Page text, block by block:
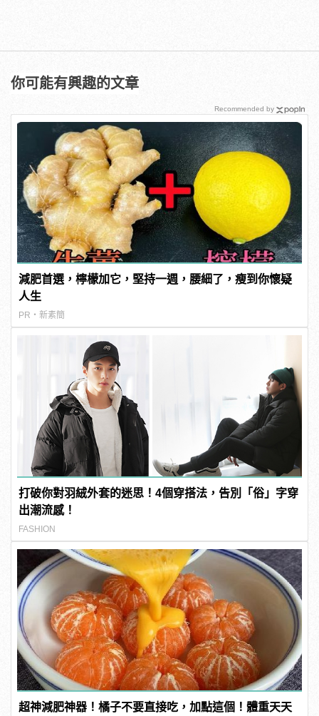
你可能有興趣的文章
減肥首選，檸檬加它，堅持一週，腰細了，瘦到你懷疑
人生
PR・新素簡
打破你對羽絨外套的迷思！4個穿搭法，告別「俗」字穿
出潮流感！
FASHION
超神減肥神器！橘子不要直接吃，加點這個！體重天天
Recommended by